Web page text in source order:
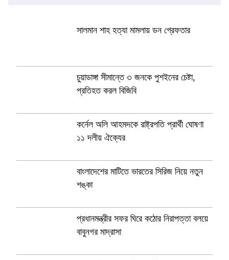
সালমান শাহ হত্যা মামলায় ডন গ্রেফতার
চুয়াডাঙ্গা সীমান্তে ৩ জনকে পুশইনের চেষ্টা,
প্রতিহত করল বিজিবি
কর্নেল অলি আহমদকে রাষ্ট্রপতি প্রার্থী ঘোষণা
১১ দলীয় ঐক্যের
বাংলাদেশের মাটিতে ভারতের সিরিজ নিয়ে নতুন
শঙ্কা
প্রধানমন্ত্রীর সফর ঘিরে কঠোর নিরাপত্তা বলয়ে
বাবুনগর মাদ্রাসা